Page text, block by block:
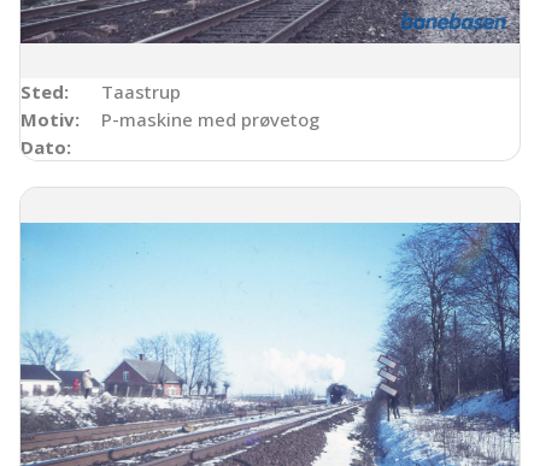
Sted:
Taastrup
Motiv:
P-maskine med prøvetog
Dato: